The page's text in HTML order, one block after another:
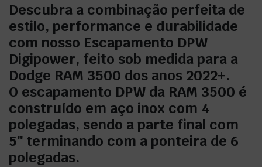
Descubra a combinação perfeita de
estilo, performance e durabilidade
com nosso Escapamento DPW
Digipower, feito sob medida para a
Dodge RAM 3500 dos anos 2022+.
O escapamento DPW da RAM 3500 é
construído em aço inox com 4
polegadas, sendo a parte final com
5″ terminando com a ponteira de 6
polegadas.